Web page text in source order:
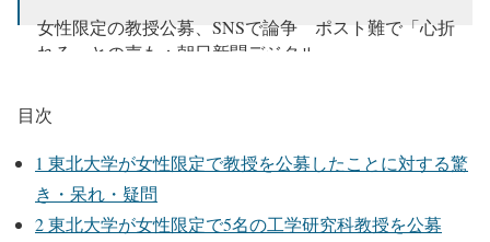
女性限定の教授公募、SNSで論争 ポスト難で「心折
れる」との声も：朝日新聞デジタル
— shu (@Ai_Together)
目次
1 東北大学が女性限定で教授を公募したことに対する驚
き・呆れ・疑問
2東北大学が女性限定で5名の工学研究科教授を公募